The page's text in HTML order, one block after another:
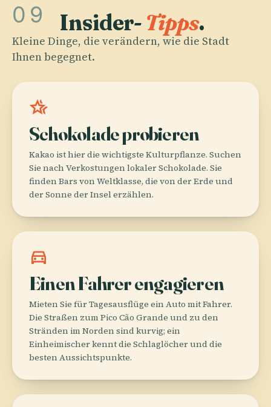
09 Insider- Tipps.
Kleine Dinge, die verändern, wie die Stadt
Ihnen begegnet.
hotel_class
Schokolade probieren
Kakao ist hier die wichtigste Kulturpflanze. Suchen
Sie nach Verkostungen lokaler Schokolade. Sie
finden Bars von Weltklasse, die von der Erde und
der Sonne der Insel erzählen.
directions_car
Einen Fahrer engagieren
Mieten Sie für Tagesausflüge ein Auto mit Fahrer.
Die Straßen zum Pico Cão Grande und zu den
Stränden im Norden sind kurvig; ein
Einheimischer kennt die Schlaglöcher und die
besten Aussichtspunkte.